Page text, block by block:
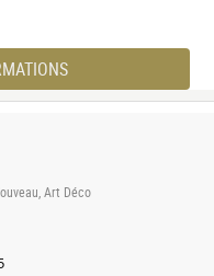
Art Déco